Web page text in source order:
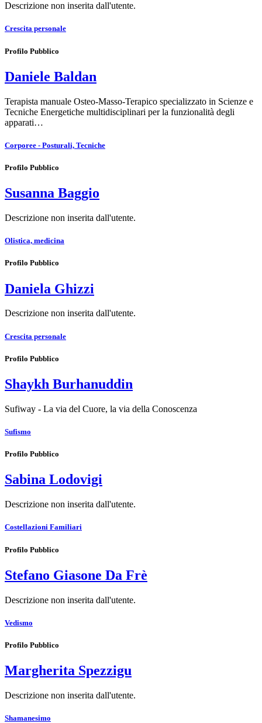
Descrizione non inserita dall'utente.
Crescita personale
Profilo Pubblico
Daniele Baldan
Terapista manuale Osteo-Masso-Terapico specializzato in Scienze e
Tecniche Energetiche multidisciplinari per la funzionalità degli
apparati…
Corporee - Posturali, Tecniche
Profilo Pubblico
Susanna Baggio
Descrizione non inserita dall'utente.
Olistica, medicina
Profilo Pubblico
Daniela Ghizzi
Descrizione non inserita dall'utente.
Crescita personale
Profilo Pubblico
Shaykh Burhanuddin
Sufiway - La via del Cuore, la via della Conoscenza
Sufismo
Profilo Pubblico
Sabina Lodovigi
Descrizione non inserita dall'utente.
Costellazioni Familiari
Profilo Pubblico
Stefano Giasone Da Frè
Descrizione non inserita dall'utente.
Vedismo
Profilo Pubblico
Margherita Spezzigu
Descrizione non inserita dall'utente.
Shamanesimo